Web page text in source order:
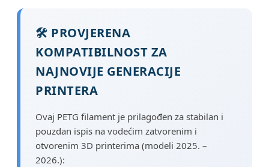
🛠️ PROVJERENA
KOMPATIBILNOST ZA
NAJNOVIJE GENERACIJE
PRINTERA
Ovaj PETG filament je prilagođen za stabilan i
pouzdan ispis na vodećim zatvorenim i
otvorenim 3D printerima (modeli 2025. –
2026.):